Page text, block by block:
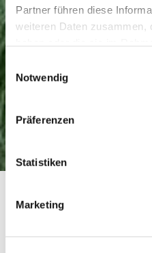
Partner führen diese
weiteren Daten zusammen,
Notwendig
Präferenzen
Statistiken
Marketing